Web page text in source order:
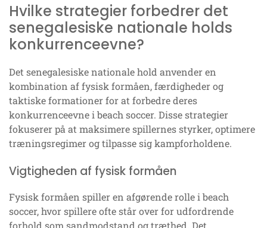
Hvilke strategier forbedrer det
senegalesiske nationale holds
konkurrenceevne?
Det senegalesiske nationale hold anvender en
kombination af fysisk formåen, færdigheder og
taktiske formationer for at forbedre deres
konkurrenceevne i beach soccer. Disse strategier
fokuserer på at maksimere spillernes styrker, optimere
træningsregimer og tilpasse sig kampforholdene.
Vigtigheden af fysisk formåen
Fysisk formåen spiller en afgørende rolle i beach
soccer, hvor spillere ofte står over for udfordrende
forhold som sandmodstand og træthed. Det